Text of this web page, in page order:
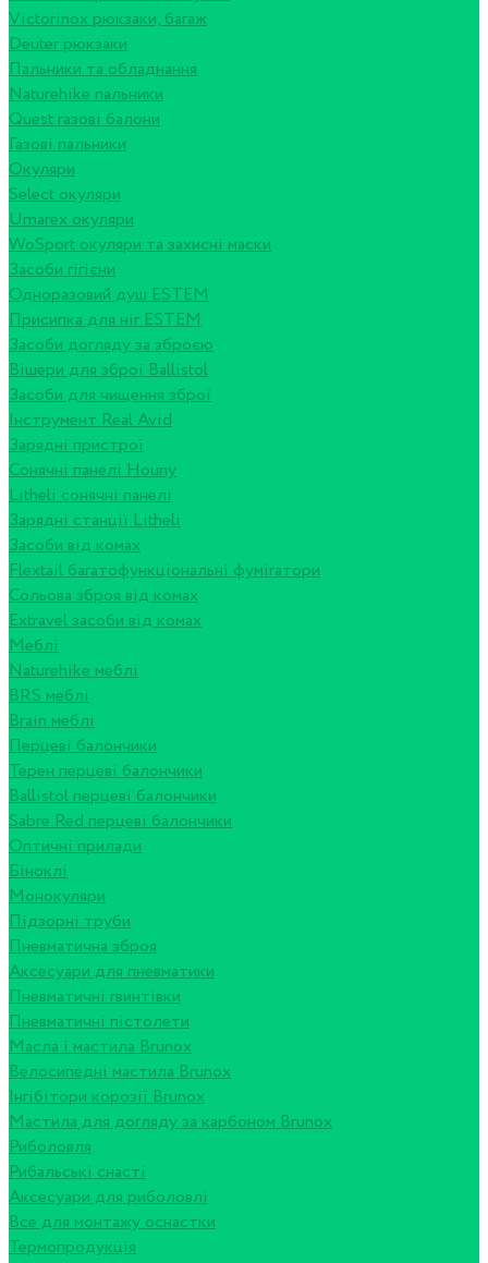
Victorinox рюкзаки, багаж
Deuter рюкзаки
Пальники та обладнання
Naturehike пальники
Quest газові балони
Газові пальники
Окуляри
Select окуляри
Umarex окуляри
WoSport окуляри та захисні маски
Засоби гігієни
Одноразовий душ ESTEM
Присипка для ніг ESTEM
Засоби догляду за зброєю
Вішери для зброї Ballistol
Засоби для чищення зброї
Інструмент Real Avid
Зарядні пристрої
Сонячні панелі Houny
Litheli сонячні панелі
Зарядні станції Litheli
Засоби від комах
Flextail багатофункціональні фумігатори
Сольова зброя від комах
Extravel засоби від комах
Меблі
Naturehike меблі
BRS меблі
Brain меблі
Перцеві балончики
Терен перцеві балончики
Ballistol перцеві балончики
Sabre Red перцеві балончики
Оптичні прилади
Біноклі
Монокуляри
Підзорні труби
Пневматична зброя
Аксесуари для пневматики
Пневматичні гвинтівки
Пневматичні пістолети
Масла і мастила Brunox
Велосипедні мастила Brunox
Інгібітори корозії Brunox
Мастила для догляду за карбоном Brunox
Риболовля
Рибальські снасті
Аксесуари для риболовлі
Все для монтажу оснастки
Термопродукція